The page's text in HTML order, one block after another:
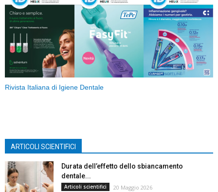
Rivista Italiana di Igiene Dentale
ARTICOLI SCIENTIFICI
Durata dell’effetto dello sbiancamento
dentale...
Articoli scientifici 20 Maggio 2026